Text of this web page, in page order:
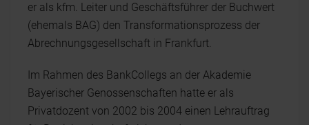
er als kfm. Leiter und Geschäftsführer der Buchwert
(ehemals BAG) den Transformationsprozess der
Abrechnungsgesellschaft in Frankfurt.
Im Rahmen des BankCollegs an der Akademie
Bayerischer Genossenschaften hatte er als
Privatdozent von 2002 bis 2004 einen Lehrauftrag